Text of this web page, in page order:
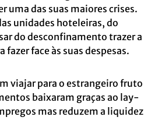
uma das suas maiores crises.
unidades hoteleiras, do
do desconfinamento trazer a
face às suas despesas.
viajar para o estrangeiro fruto
baixaram graças ao lay-
mas reduzem a liquidez